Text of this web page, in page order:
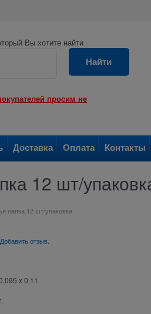
Вы хотите найти
Найти
просим не
Доставка Оплата Контакты
12 шт/
лапка 12 шт/упаковка
отзыв.
x 0,11